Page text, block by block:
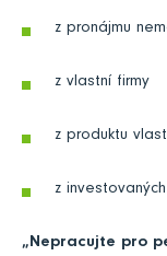
z pronájmu
z vlastní firmy
z produktu
z
„Nepracujte pro